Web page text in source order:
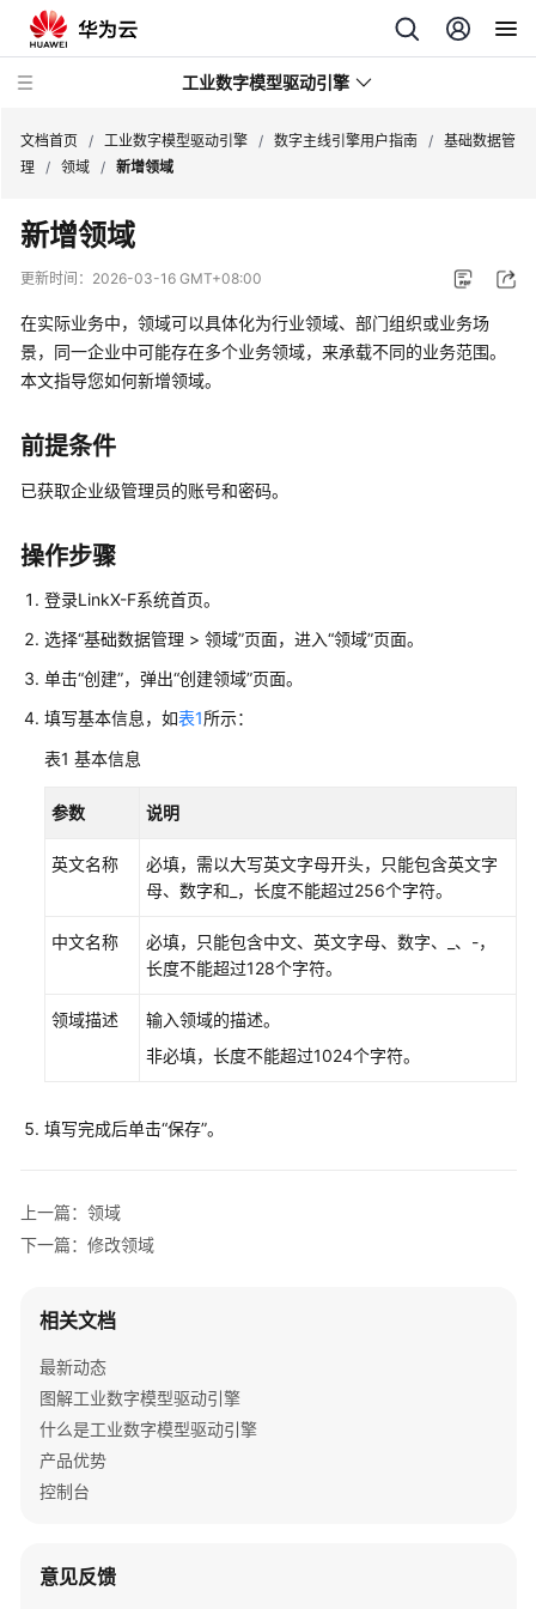
工业数字模型驱动引擎
最
新
动
产
品
绍
计
明
速
入
控
台
作
建
用
南
数
主
线
引
擎
户
指
南
统
文档首页 / 工业数字模型驱动引擎 / 数字主线引擎用户指南 / 基础数据管
理 / 领域 / 新增领域
新增领域
更新时间： 2026-03-16 GMT+08:00
在实际业务中，领域可以具体化为行业领域、部门组织或业务场
景，同一企业中可能存在多个业务领域，来承载不同的业务范围。
本文指导您如何新增领域。
前提条件
已获取企业级管理员的账号和密码。
操作步骤
登录LinkX-F系统首页。
选择“基础数据管理 > 领域”页面，进入“领域”页面。
单击“创建”，弹出“创建领域”页面。
填写基本信息，如表1所示：
表1 基本信息
参数 说明
英文名称
必填，需以大写英文字母开头，只能包含英文字
母、数字和_，长度不能超过256个字符。
中文名称
必填，只能包含中文、英文字母、数字、_、-，
长度不能超过128个字符。
领域描述
输入领域的描述。
非必填，长度不能超过1024个字符。
填写完成后单击“保存”。
上一篇：领域
下一篇：修改领域
相关文档
最新动态
图解工业数字模型驱动引擎
什么是工业数字模型驱动引擎
产品优势
控制台
意见反馈